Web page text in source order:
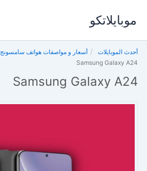
المحتوى
موبايلاتكو
أحدث الموبايلات
أسعار و مواصفات هواتف سامسونج
Samsung Galaxy A24
Samsung Galaxy A24